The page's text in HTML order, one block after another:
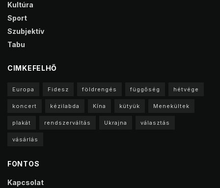
Kultúra
Sport
Szubjektív
Tabu
CIMKEFELHŐ
Europa Fidesz földrengés függőség hétvége
koncert kézilabda Kína kütyük Menekültek
plakát rendszerváltás Ukrajna választás
vásárlás
FONTOS
Kapcsolat